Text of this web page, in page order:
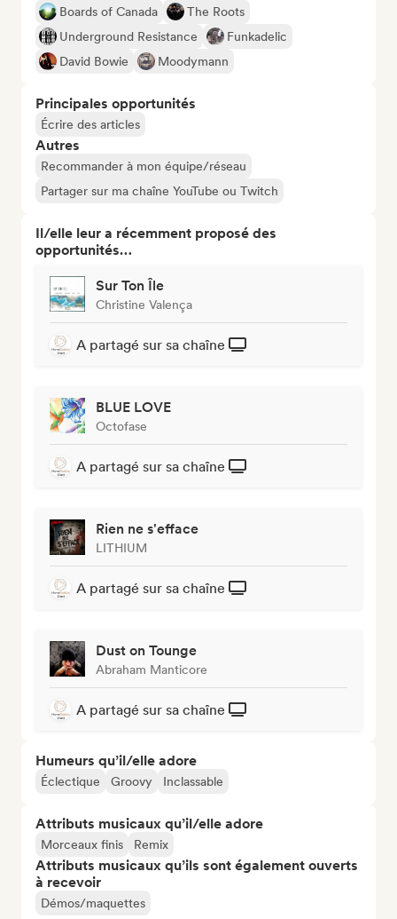
Boards of Canada
The Roots
Underground Resistance
Funkadelic
David Bowie
Moodymann
Principales opportunités
Écrire des articles
Autres
Recommander à mon équipe/réseau
Partager sur ma chaîne YouTube ou Twitch
Il/elle leur a récemment proposé des
opportunités…
Sur Ton Île
Christine Valença
A partagé sur sa chaîne
BLUE LOVE
Octofase
A partagé sur sa chaîne
Rien ne s'efface
LITHIUM
A partagé sur sa chaîne
Dust on Tounge
Abraham Manticore
A partagé sur sa chaîne
Humeurs qu’il/elle adore
Éclectique Groovy Inclassable
Attributs musicaux qu’il/elle adore
Morceaux finis Remix
Attributs musicaux qu’ils sont également ouverts
à recevoir
Démos/maquettes